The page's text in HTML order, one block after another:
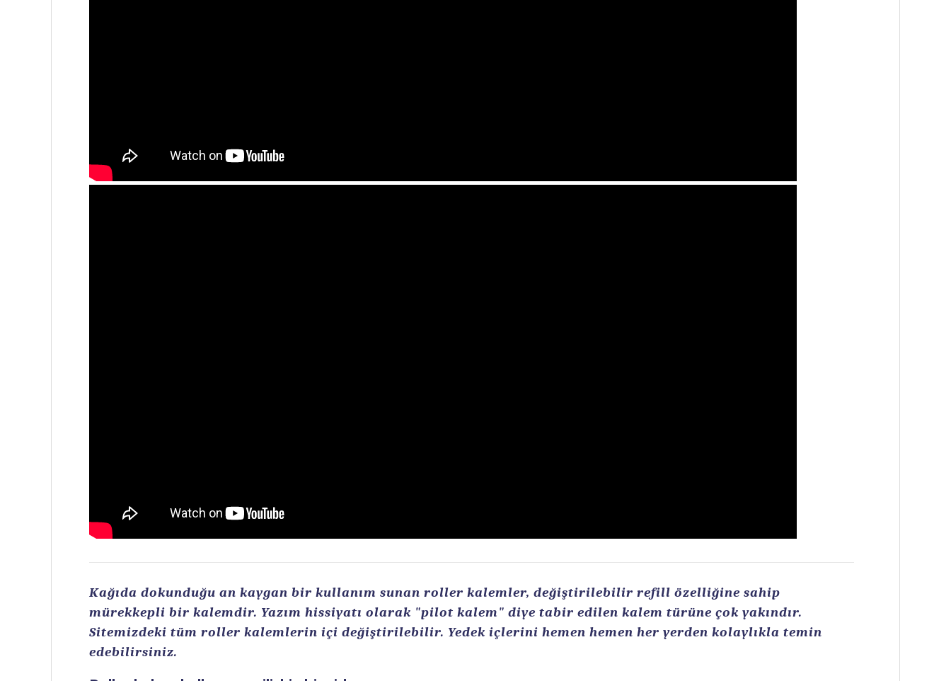
Kağıda dokunduğu an kaygan bir kullanım sunan roller kalemler, değiştirilebilir refill özelliğine sahip
mürekkepli bir kalemdir. Yazım hissiyatı olarak "pilot kalem" diye tabir edilen kalem türüne çok yakındır.
Sitemizdeki tüm roller kalemlerin içi değiştirilebilir. Yedek içlerini hemen hemen her yerden kolaylıkla temin
edebilirsiniz.